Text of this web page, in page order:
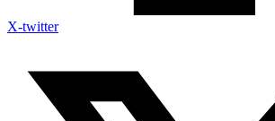
X-twitter